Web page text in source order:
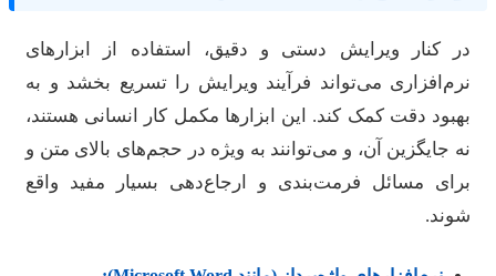
در کنار ویرایش دستی و دقیق، استفاده از ابزارهای
نرم‌افزاری می‌تواند فرآیند ویرایش را تسریع بخشد و به
بهبود دقت کمک کند. این ابزارها مکمل کار انسانی هستند،
نه جایگزین آن، و می‌توانند به ویژه در حجم‌های بالای متن و
برای مسائل فرمت‌بندی و ارجاع‌دهی بسیار مفید واقع
شوند.